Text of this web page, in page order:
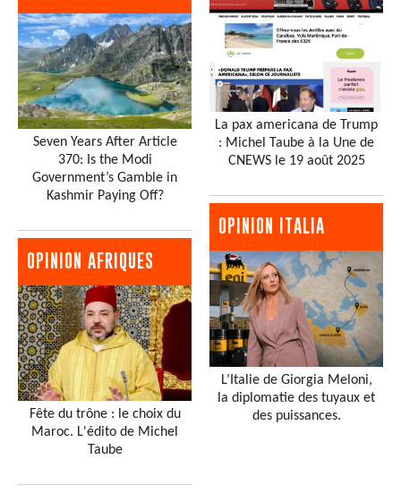
Seven Years After Article
370: Is the Modi
Government’s Gamble in
Kashmir Paying Off?
OPINION AFRIQUES
Fête du trône : le choix du
Maroc. L'édito de Michel
Taube
La pax americana de Trump
: Michel Taube à la Une de
CNEWS le 19 août 2025
OPINION ITALIA
L’Italie de Giorgia Meloni,
la diplomatie des tuyaux et
des puissances.